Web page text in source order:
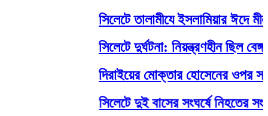
সিলেটে তালামীযে ইসলামিয়ার ঈদে
সিলেটে দুর্ঘটনা: নিয়ন্ত্রণহীন ছিল
দিরাইয়ের মোক্তার হোসেনের ওপর
সিলেটে দুই বাসের সংঘর্ষে নিহতের